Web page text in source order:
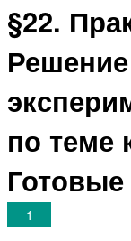
§22.
Решение
по теме
1